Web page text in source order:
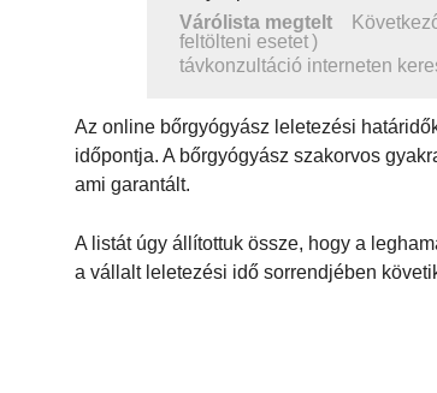
Várólista megtelt
feltölteni esetet )
távkonzultáció interneten
Az online bőrgyógyász leletezési
időpontja. A bőrgyógyász szakorvos
ami garantált.
A listát úgy állítottuk össze, hogy a
a vállalt leletezési idő sorrendjében